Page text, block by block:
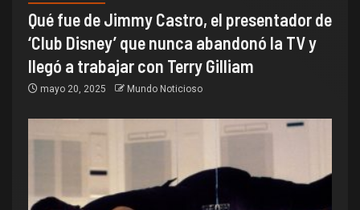
Qué fue de Jimmy Castro, el presentador de
‘Club Disney’ que nunca abandonó la TV y
llegó a trabajar con Terry Gilliam
mayo 20, 2025 Mundo Noticioso